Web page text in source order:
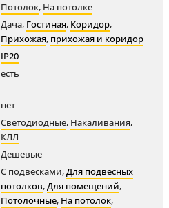
Потолок, На потолке
Дача, Гостиная, Коридор,
Прихожая, прихожая и коридор
IP20
есть
нет
Светодиодные, Накаливания,
КЛЛ
Дешевые
С подвесками,Для подвесных
потолков,Для помещений,
Потолочные, На потолок,